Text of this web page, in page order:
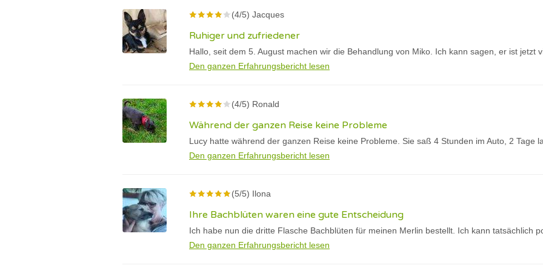
(4/5) Jacques
Ruhiger und zufriedener
Hallo, seit dem 5. August machen wir die Behandlung von Miko. Ich kann sagen, er ist jetzt
Den ganzen Erfahrungsbericht lesen
(4/5) Ronald
Während der ganzen Reise keine Probleme
Lucy hatte während der ganzen Reise keine Probleme. Sie saß 4 Stunden im Auto, 2 Tage
Den ganzen Erfahrungsbericht lesen
(5/5) Ilona
Ihre Bachblüten waren eine gute Entscheidung
Ich habe nun die dritte Flasche Bachblüten für meinen Merlin bestellt. Ich kann tatsächlich
Den ganzen Erfahrungsbericht lesen